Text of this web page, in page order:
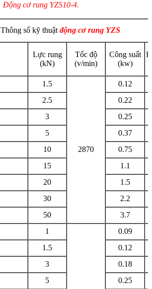
Động cơ rung YZS10-4.
Thông số kỹ thuật động cơ rung YZS
Lực rung
(kN)
Tốc độ
(v/min)
Công suất
(kw)
1.5
2870
0.12
2.5
0.22
3
0.25
5
0.37
10
0.75
15
1.1
20
1.5
30
2.2
50
3.7
1
0.09
1.5
0.12
3
0.18
5 0.25